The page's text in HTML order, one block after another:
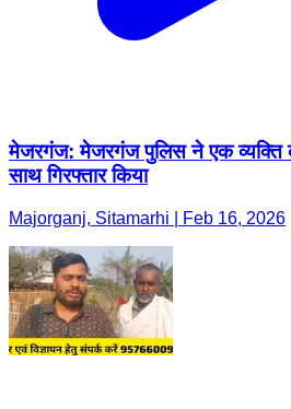
मेजरगंज: मेजरगंज पुलिस ने एक व्यक्ति
साथ गिरफ्तार किया
Majorganj, Sitamarhi | Feb 16, 2026